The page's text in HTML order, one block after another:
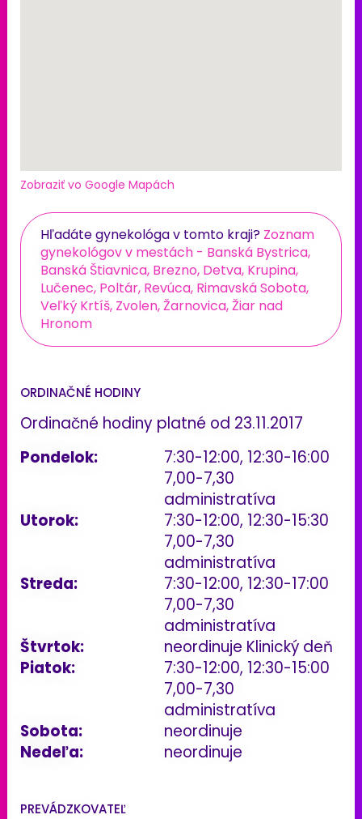
Zobraziť vo Google Mapách
Hľadáte gynekológa v tomto kraji? Zoznam
gynekológov v mestách - Banská Bystrica,
Banská Štiavnica, Brezno, Detva, Krupina,
Lučenec, Poltár, Revúca, Rimavská Sobota,
Veľký Krtíš, Zvolen, Žarnovica, Žiar nad
Hronom
ORDINAČNÉ HODINY
Ordinačné hodiny platné od 23.11.2017
Pondelok:
7:30-12:00, 12:30-16:00
7,00-7,30
administratíva
Utorok:
7:30-12:00, 12:30-15:30
7,00-7,30
administratíva
Streda:
7:30-12:00, 12:30-17:00
7,00-7,30
administratíva
Štvrtok:
neordinuje Klinický deň
Piatok:
7:30-12:00, 12:30-15:00
7,00-7,30
administratíva
Sobota:
neordinuje
Nedeľa:
neordinuje
PREVÁDZKOVATEĽ